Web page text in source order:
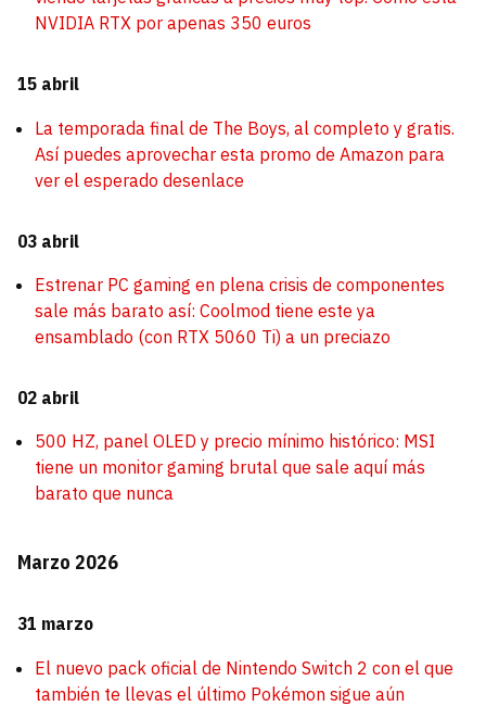
NVIDIA RTX por apenas 350 euros
15 abril
La temporada final de The Boys, al completo y gratis.
Así puedes aprovechar esta promo de Amazon para
ver el esperado desenlace
03 abril
Estrenar PC gaming en plena crisis de componentes
sale más barato así: Coolmod tiene este ya
ensamblado (con RTX 5060 Ti) a un preciazo
02 abril
500 HZ, panel OLED y precio mínimo histórico: MSI
tiene un monitor gaming brutal que sale aquí más
barato que nunca
Marzo 2026
31 marzo
El nuevo pack oficial de Nintendo Switch 2 con el que
también te llevas el último Pokémon sigue aún